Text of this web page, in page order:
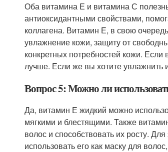
Оба витамина Е и витамина С
антиоксидантными свойствами,
коллагена. Витамин Е, в свою
увлажнение кожи, защиту от
конкретных потребностей кожи.
лучше. Если же вы хотите увлажнить
Вопрос 5: Можно ли
Да, витамин Е жидкий можно
мягкими и блестящими. Также
волос и способствовать их росту.
использовать его как маску для